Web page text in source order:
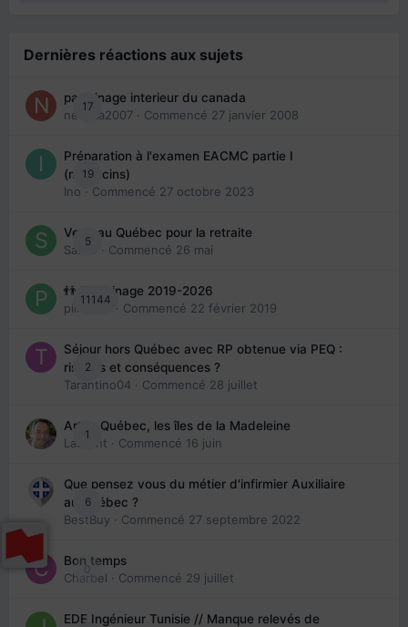
Dernières réactions aux sujets
17
parrainage interieur du canada
nedjma2007 · Commencé 27 janvier 2008
19
Préparation à l'examen EACMC partie I
(médecins)
Ino · Commencé 27 octobre 2023
5
Venir au Québec pour la retraite
Sab74
· Commencé 26 mai
11144
👬 Parrainage 2019-2026
piinoush · Commencé 22 février 2019
2
Séjour hors Québec avec RP obtenue via PEQ :
risques et conséquences ?
Tarantino04 · Commencé 28 juillet
1
Arte : Québec, les îles de la Madeleine
Laurent · Commencé 16 juin
6
Que pensez vous du métier d'infirmier Auxiliaire
au Québec ?
BestBuy · Commencé 27 septembre 2022
0
Bon temps
Charbel · Commencé 29 juillet
EDE Ingénieur Tunisie // Manque relevés de